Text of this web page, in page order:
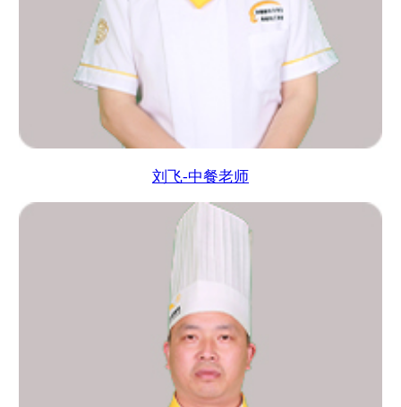
刘飞-中餐老师